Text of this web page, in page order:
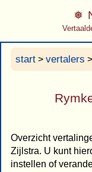
start > vertalers
Overzicht
Zijlstra. U kunt
instellen of